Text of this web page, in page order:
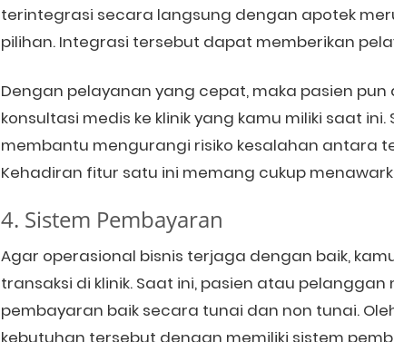
terintegrasi secara langsung dengan apotek
pilihan. Integrasi tersebut dapat memberikan
Dengan pelayanan yang cepat, maka pasien
konsultasi medis ke klinik yang kamu miliki saat
membantu mengurangi risiko kesalahan antara
Kehadiran fitur satu ini memang cukup
4. Sistem Pembayaran
Agar operasional bisnis terjaga dengan baik,
transaksi di klinik. Saat ini, pasien atau
pembayaran baik secara tunai dan non tunai.